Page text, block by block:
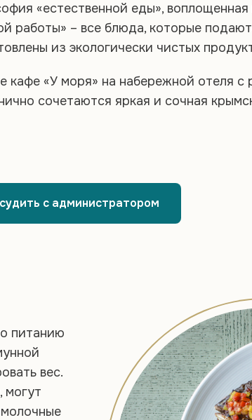
«естественной еды»,
работы» – все блюда, которые
из экологически чистых
кафе «У моря» на набережной отеля с
сочетаются яркая и сочная
с администратором
питанию
вес.
могут